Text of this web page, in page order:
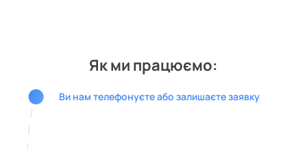
Як ми працюємо:
Ви нам телефонуєте або залишаєте заявку